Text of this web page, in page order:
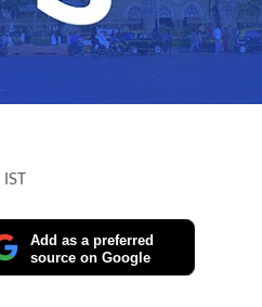
IST
Add as a preferred
source on Google